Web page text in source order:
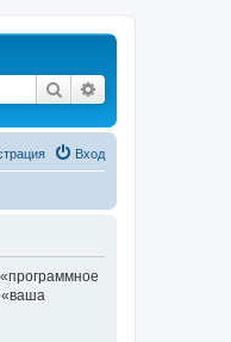
Поиск
Вход
«ваша